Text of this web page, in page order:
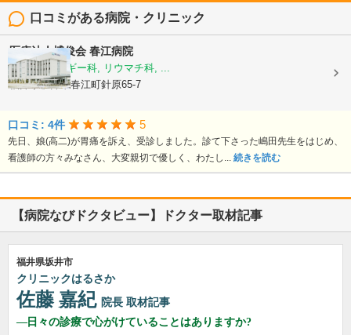
口コミがある病院・クリニック
医療法人博俊会 春江病院
内科, アレルギー科, リウマチ科, ...
福井県坂井市春江町針原65-7
口コミ: 4件 5
先日、娘(高二)が胃痛を訴え、受診しました。診て下さった嶋田先生をはじめ、
看護師の方々みなさん、大変親切で優しく、わたし... 続きを読む
【病院なびドクタビュー】ドクター取材記事
福井県坂井市
クリニックはるさか
佐藤 嘉紀 院長 取材記事
日々の診療で心がけていることはありますか?